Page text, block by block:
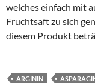
welches einfach mit
Fruchtsaft zu sich
diesem Produkt
ARGININ